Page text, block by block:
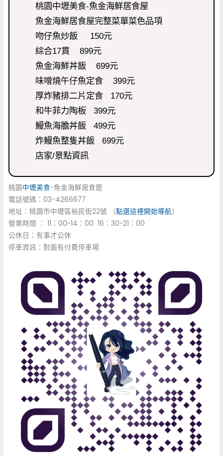
桃園中壢美食-魚金海鮮居食屋
魚金海鮮居食屋完整菜單菜色品項
吻仔魚炒飯 150元
綜合17貫 899元
魚金海鮮丼飯 699元
味噌燒午仔魚定食 399元
厚炸豬排二片定食 170元
和牛菲力陶板 399元
鰻魚海膽丼飯 499元
炸鰻魚整隻丼飯 699元
店家/景點資訊
桃園中壢美食-魚金海鮮居食屋
電話號碼：03-4266677
地址：桃園市中壢區裕民街22號 （點選這裡開始導航）
營業時間 ： 11：00-14：00 16：30-21：00
公休日：有事才公休
停車資訊：對面有付費停車場